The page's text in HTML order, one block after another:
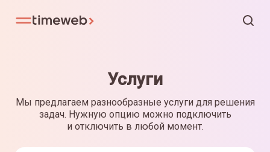
Услуги
Мы предлагаем разнообразные услуги для решения
задач. Нужную опцию можно подключить
и отключить в любой момент.